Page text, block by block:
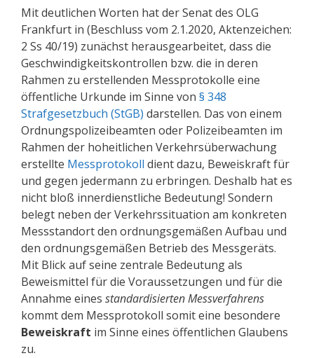
Mit deutlichen Worten hat der Senat des OLG
Frankfurt in (Beschluss vom 2.1.2020, Aktenzeichen:
2 Ss 40/19) zunächst herausgearbeitet, dass die
Geschwindigkeitskontrollen bzw. die in deren
Rahmen zu erstellenden Messprotokolle eine
öffentliche Urkunde im Sinne von § 348
Strafgesetzbuch (StGB) darstellen. Das von einem
Ordnungspolizeibeamten oder Polizeibeamten im
Rahmen der hoheitlichen Verkehrsüberwachung
erstellte Messprotokoll dient dazu, Beweiskraft für
und gegen jedermann zu erbringen. Deshalb hat es
nicht bloß innerdienstliche Bedeutung! Sondern
belegt neben der Verkehrssituation am konkreten
Messstandort den ordnungsgemäßen Aufbau und
den ordnungsgemäßen Betrieb des Messgeräts.
Mit Blick auf seine zentrale Bedeutung als
Beweismittel für die Voraussetzungen und für die
Annahme eines standardisierten Messverfahrens
kommt dem Messprotokoll somit eine besondere
Beweiskraft im Sinne eines öffentlichen Glaubens
zu.